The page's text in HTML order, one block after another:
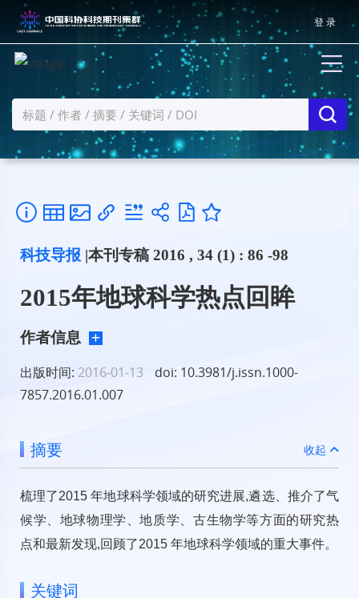
登 录
科技导报 |本刊专稿 2016 , 34 (1) : 86 -98
2015年地球科学热点回眸
作者信息
出版时间: 2016-01-13
doi: 10.3981/j.issn.1000-
7857.2016.01.007
摘要 收起
梳理了2015 年地球科学领域的研究进展,遴选、推介了气
候学、地球物理学、地质学、古生物学等方面的研究热
点和最新发现,回顾了2015 年地球科学领域的重大事件。
关键词